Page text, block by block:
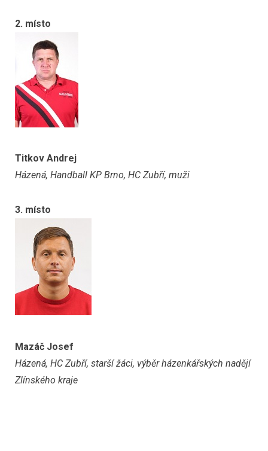
2. místo
Titkov Andrej
Házená, Handball KP Brno, HC Zubří, muži
3. místo
Mazáč Josef
Házená, HC Zubří, starší žáci, výběr házenkářských nadějí
Zlínského kraje